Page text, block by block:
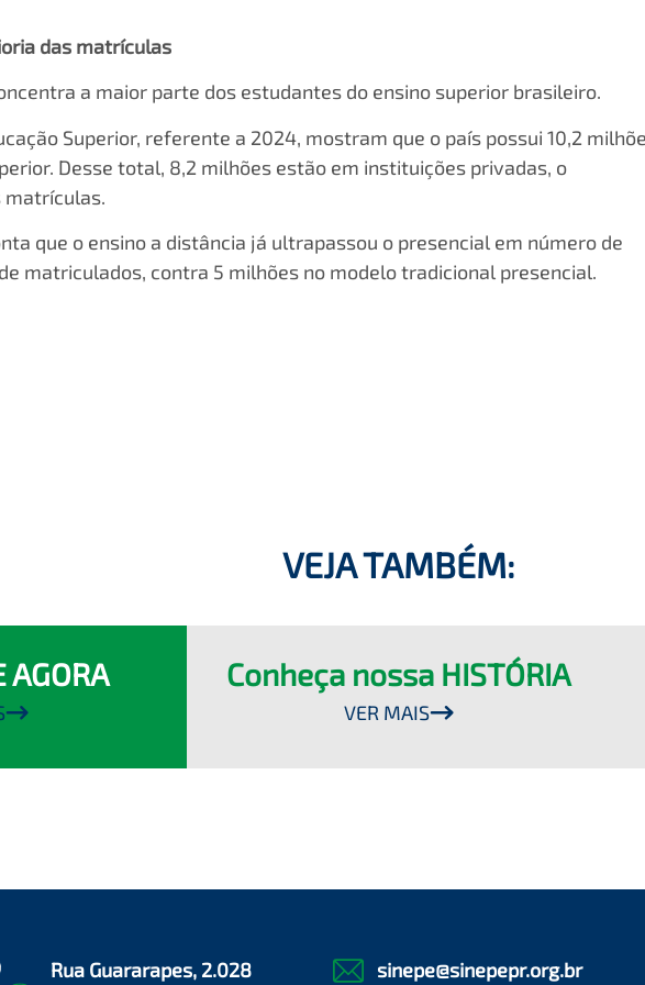
das matrículas
a maior parte dos estudantes do ensino superior brasileiro.
Superior, referente a 2024, mostram que o país possui 10,2
Desse total, 8,2 milhões estão em instituições privadas, o
matrículas.
que o ensino a distância já ultrapassou o presencial em número de
matriculados, contra 5 milhões no modelo tradicional presencial.
VEJA TAMBÉM:
AGORA Conheça nossa HISTÓRIA
VER MAIS
Rua Guararapes, 2.028 sinepe@sinepepr.org.br